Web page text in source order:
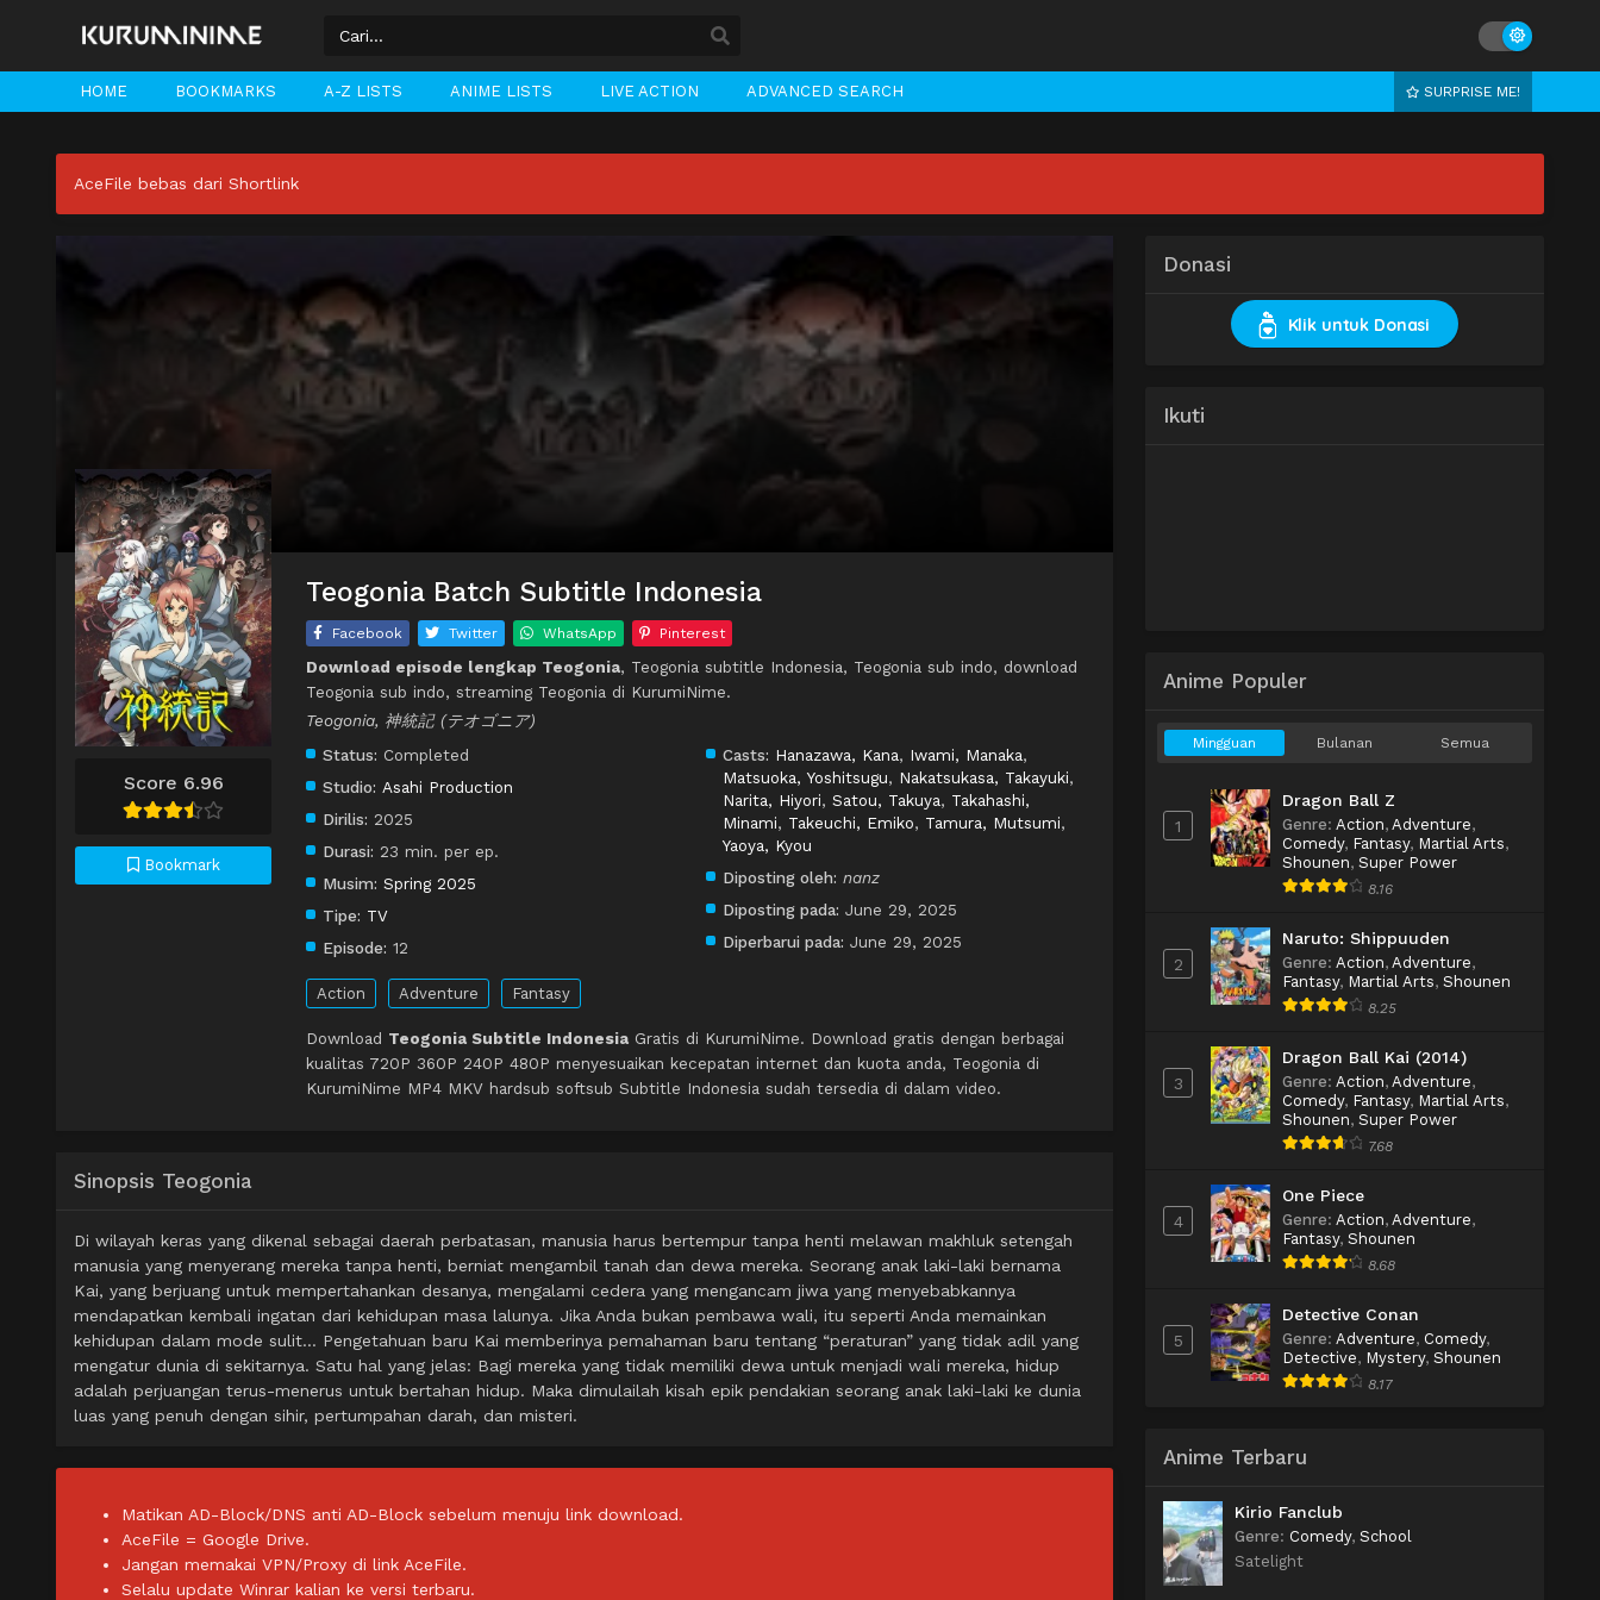
HOME BOOKMARKS A-Z LISTS ANIME LISTS LIVE ACTION ADVANCED SEARCH SURPRISE ME!
AceFile bebas dari Shortlink
Score 6.96
Bookmark
Teogonia Batch Subtitle Indonesia
Facebook Twitter WhatsApp Pinterest
Download episode lengkap Teogonia, Teogonia subtitle Indonesia, Teogonia sub indo, download
Teogonia sub indo, streaming Teogonia di KurumiNime.
Teogonia, 神統記 (テオゴニア)
Status: Completed
Studio: Asahi Production
Dirilis: 2025
Durasi: 23 min. per ep.
Musim: Spring 2025
Tipe: TV
Episode: 12
Casts: Hanazawa, Kana, Iwami, Manaka,
Matsuoka, Yoshitsugu, Nakatsukasa, Takayuki,
Narita, Hiyori, Satou, Takuya, Takahashi,
Minami, Takeuchi, Emiko, Tamura, Mutsumi,
Yaoya, Kyou
Diposting oleh: nanz
Diposting pada: June 29, 2025
Diperbarui pada: June 29, 2025
Action Adventure Fantasy
Download Teogonia Subtitle Indonesia Gratis di KurumiNime. Download gratis dengan berbagai
kualitas 720P 360P 240P 480P menyesuaikan kecepatan internet dan kuota anda, Teogonia di
KurumiNime MP4 MKV hardsub softsub Subtitle Indonesia sudah tersedia di dalam video.
Sinopsis Teogonia
Di wilayah keras yang dikenal sebagai daerah perbatasan, manusia harus bertempur tanpa henti melawan makhluk setengah
manusia yang menyerang mereka tanpa henti, berniat mengambil tanah dan dewa mereka. Seorang anak laki-laki bernama
Kai, yang berjuang untuk mempertahankan desanya, mengalami cedera yang mengancam jiwa yang menyebabkannya
mendapatkan kembali ingatan dari kehidupan masa lalunya. Jika Anda bukan pembawa wali, itu seperti Anda memainkan
kehidupan dalam mode sulit… Pengetahuan baru Kai memberinya pemahaman baru tentang “peraturan” yang tidak adil yang
mengatur dunia di sekitarnya. Satu hal yang jelas: Bagi mereka yang tidak memiliki dewa untuk menjadi wali mereka, hidup
adalah perjuangan terus-menerus untuk bertahan hidup. Maka dimulailah kisah epik pendakian seorang anak laki-laki ke dunia
luas yang penuh dengan sihir, pertumpahan darah, dan misteri.
Matikan AD-Block/DNS anti AD-Block sebelum menuju link download.
AceFile = Google Drive.
Jangan memakai VPN/Proxy di link AceFile.
Selalu update Winrar kalian ke versi terbaru.
Donasi
Klik untuk Donasi
Ikuti
Anime Populer
Mingguan Bulanan Semua
1
Dragon Ball Z
Genre: Action, Adventure,
Comedy, Fantasy, Martial Arts,
Shounen, Super Power
8.16
2
Naruto: Shippuuden
Genre: Action, Adventure,
Fantasy, Martial Arts, Shounen
8.25
3
Dragon Ball Kai (2014)
Genre: Action, Adventure,
Comedy, Fantasy, Martial Arts,
Shounen, Super Power
7.68
4
One Piece
Genre: Action, Adventure,
Fantasy, Shounen
8.68
5
Detective Conan
Genre: Adventure, Comedy,
Detective, Mystery, Shounen
8.17
Anime Terbaru
Kirio Fanclub
Genre: Comedy, School
Satelight